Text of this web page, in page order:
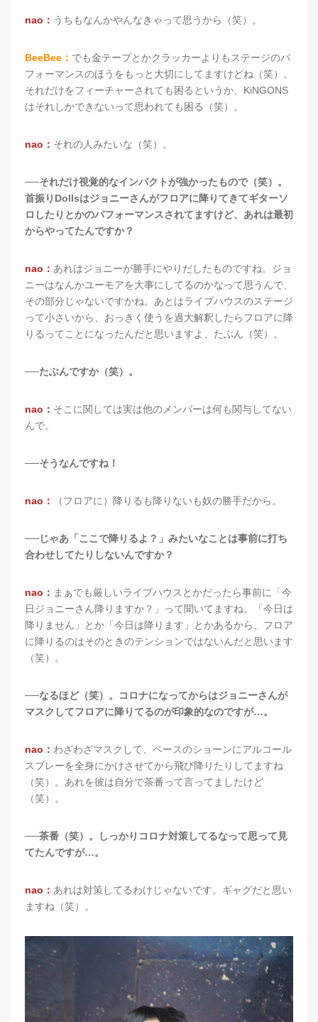
nao： うちもなんかやんなきゃって思うから（笑）。
BeeBee： でも金テープとかクラッカーよりもステージのパ
フォーマンスのほうをもっと大切にしてますけどね（笑）。
それだけをフィーチャーされても困るというか、KiNGONS
はそれしかできないって思われても困る（笑）。
nao： それの人みたいな（笑）。
──それだけ視覚的なインパクトが強かったもので（笑）。
首振りDollsはジョニーさんがフロアに降りてきてギターソ
ロしたりとかのパフォーマンスされてますけど、あれは最初
からやってたんですか？
nao： あれはジョニーが勝手にやりだしたものですね。ジョ
ニーはなんかユーモアを大事にしてるのかなって思うんで、
その部分じゃないですかね。あとはライブハウスのステージ
って小さいから、おっきく使うを過大解釈したらフロアに降
りるってことになったんだと思いますよ、たぶん（笑）。
──たぶんですか（笑）。
nao： そこに関しては実は他のメンバーは何も関与してない
んで。
──そうなんですね！
nao： （フロアに）降りるも降りないも奴の勝手だから。
──じゃあ「ここで降りるよ？」みたいなことは事前に打ち
合わせしてたりしないんですか？
nao： まぁでも厳しいライブハウスとかだったら事前に「今
日ジョニーさん降りますか？」って聞いてますね。「今日は
降りません」とか「今日は降ります」とかあるから、フロア
に降りるのはそのときのテンションではないんだと思います
（笑）。
──なるほど（笑）。コロナになってからはジョニーさんが
マスクしてフロアに降りてるのが印象的なのですが…。
nao： わざわざマスクして、ベースのショーンにアルコール
スプレーを全身にかけさせてから飛び降りたりしてますね
（笑）。あれを彼は自分で茶番って言ってましたけど
（笑）。
──茶番（笑）。しっかりコロナ対策してるなって思って見
てたんですが…。
nao： あれは対策してるわけじゃないです。ギャグだと思い
ますね（笑）。